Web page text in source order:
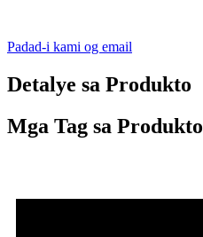
Padad-i kami og email
Detalye sa Produkto
Mga Tag sa Produkto